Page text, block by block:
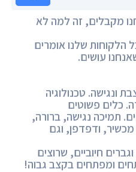
מקבלים, זה למה לא
הלקוחות שלנו אומרים
עושים.
ונגישה. טכנולוגיה
כלים פשוטים
תמיכה נגישה, ברורה,
מכשיר, ודפדפן, וגם
חיוביים, שרוצים
ומפתחים בקצב גבוה!